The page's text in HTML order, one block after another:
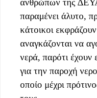
ανθρώπων της
παραμένει άλυτο,
κάτοικοι
αναγκάζονται να
νερά, παρότι έχουν
για την παροχή
οποίο μέχρι